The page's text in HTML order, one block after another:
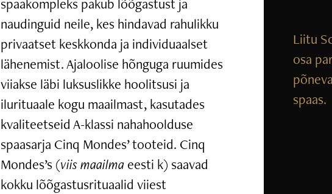
naudinguid neile, kes hindavad rahulikku
privaatset keskkonda ja individuaalset
lähenemist. Ajaloolise hõnguga ruumides
viiakse läbi luksuslikke hoolitsusi ja
ilurituaale kogu maailmast, kasutades
kvaliteetseid A-klassi nahahoolduse
spaasarja Cinq Mondes’ tooteid. Cinq
Mondes’s (viis maailma eesti k) saavad
kokku lõõgastusrituaalid viiest
Liitu
osa
spaas.